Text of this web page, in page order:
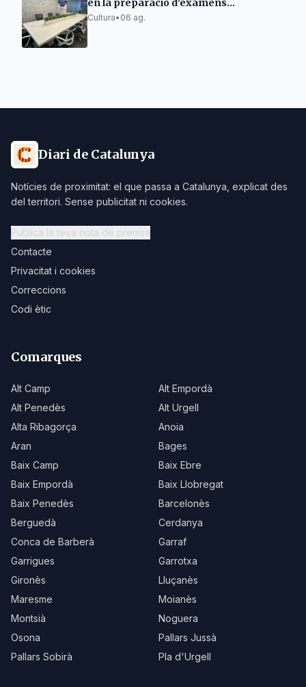
en la preparació d'exàmens
Cambridge a Espanya
Cultura• 06 ag.
Diari de Catalunya
Notícies de proximitat: el que passa a Catalunya, explicat des
del territori. Sense publicitat ni cookies.
Publica la teva nota de premsa
Contacte
Privacitat i cookies
Correccions
Codi ètic
Comarques
Alt Camp
Alt Empordà
Alt Penedès
Alt Urgell
Alta Ribagorça
Anoia
Aran
Bages
Baix Camp
Baix Ebre
Baix Empordà
Baix Llobregat
Baix Penedès
Barcelonès
Berguedà
Cerdanya
Conca de Barberà
Garraf
Garrigues
Garrotxa
Gironès
Lluçanès
Maresme
Moianès
Montsià
Noguera
Osona
Pallars Jussà
Pallars Sobirà
Pla d'Urgell